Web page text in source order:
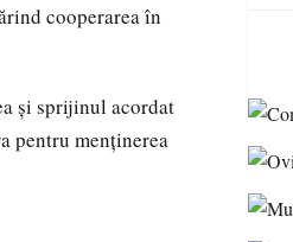
cooperarea în
și sprijinul acordat
pentru menținerea